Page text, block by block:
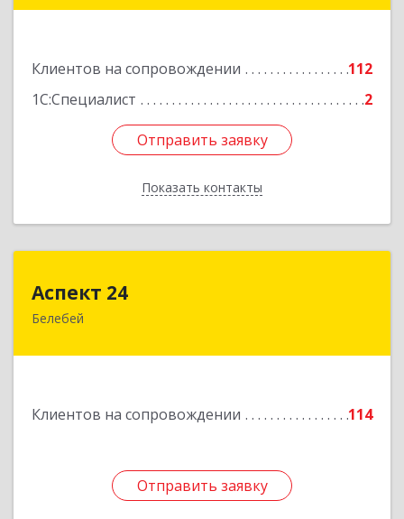
Клиентов на сопровождении
112
1С:Специалист
2
Отправить заявку
Показать контакты
Отправить заявку
Назад
Аспект 24
Белебей
Клиентов на сопровождении 114
Отправить заявку
452000, Башкортостан Респ, Белебей г, им
Отправить заявку